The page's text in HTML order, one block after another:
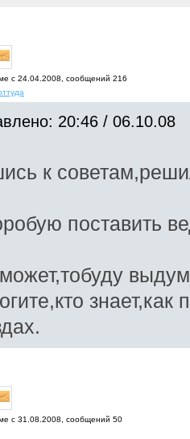
с 24.04.2008, cообщений 216
20:46 / 06.10.08
к
поставить
с 31.08.2008, cообщений 50